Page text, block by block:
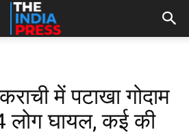
में पटाखा गोदाम
लोग घायल, कई की